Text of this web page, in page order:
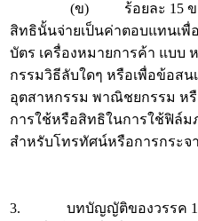
(ข) ร้อยละ 15 ของจ
สิทธินั้นจ่ายเป็นค่าตอบแทนเ
บัตร เครื่องหมายการค้า แบบ
กรรมวิธีลับใดๆ หรือเพื่อข้อส
อุตสาหกรรม พาณิชยกรรม หรื
การใช้หรือสิทธิในการใช้ฟิล์
สำหรับโทรทัศน์หรือการกระจา
3. บทบัญญัติของวรรค 1 แ